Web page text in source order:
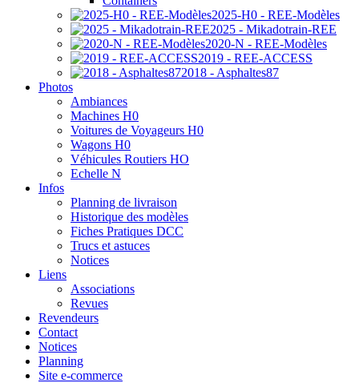
2025-H0 - REE-Modèles
2025 - Mikadotrain-REE
2020-N - REE-Modèles
2019 - REE-ACCESS
2018 - Asphaltes87
Photos
Ambiances
Machines H0
Voitures de Voyageurs H0
Wagons H0
Véhicules Routiers HO
Echelle N
Infos
Planning de livraison
Historique des modèles
Fiches Pratiques DCC
Trucs et astuces
Notices
Liens
Associations
Revues
Revendeurs
Contact
Notices
Planning
Site e-commerce